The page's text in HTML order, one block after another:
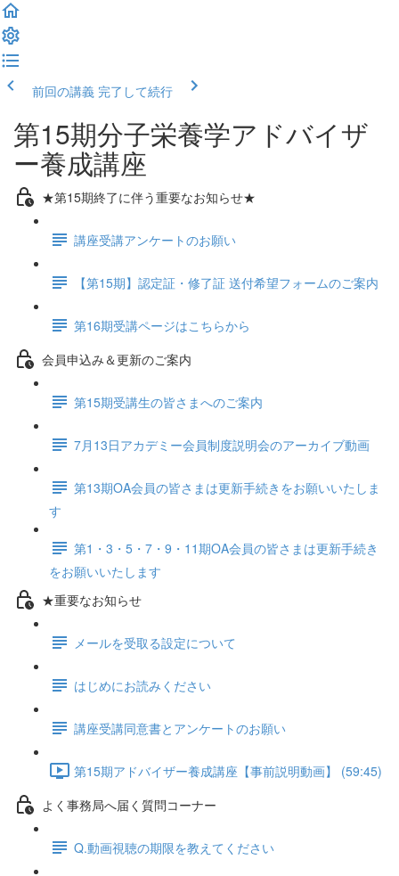
前回の講義 完了して続行
第15期分子栄養学アドバイザ
ー養成講座
★第15期終了に伴う重要なお知らせ★
講座受講アンケートのお願い
【第15期】認定証・修了証 送付希望フォームのご案内
第16期受講ページはこちらから
会員申込み＆更新のご案内
第15期受講生の皆さまへのご案内
7月13日アカデミー会員制度説明会のアーカイブ動画
第13期OA会員の皆さまは更新手続きをお願いいたしま
す
第1・3・5・7・9・11期OA会員の皆さまは更新手続き
をお願いいたします
★重要なお知らせ
メールを受取る設定について
はじめにお読みください
講座受講同意書とアンケートのお願い
第15期アドバイザー養成講座【事前説明動画】 (59:45)
よく事務局へ届く質問コーナー
Q.動画視聴の期限を教えてください